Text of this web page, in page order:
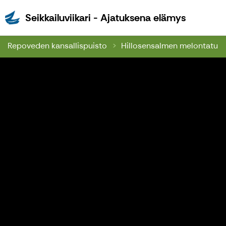
Seikkailuviikari - Ajatuksena elämys
Repoveden kansallispuisto Hillosensalmen